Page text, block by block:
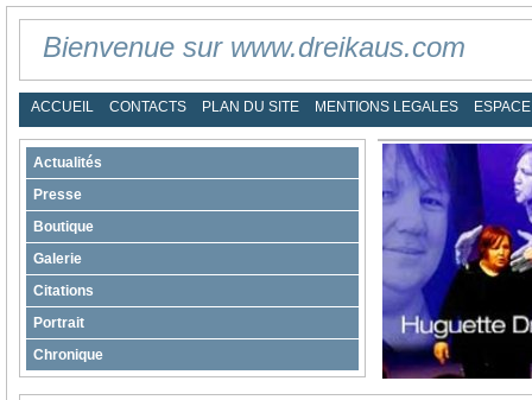
Bienvenue sur www.dreikaus.com
ACCUEIL CONTACTS PLAN DU SITE MENTIONS LEGALES
Actualités
Presse
Boutique
Galerie
Citations
Portrait
Chronique